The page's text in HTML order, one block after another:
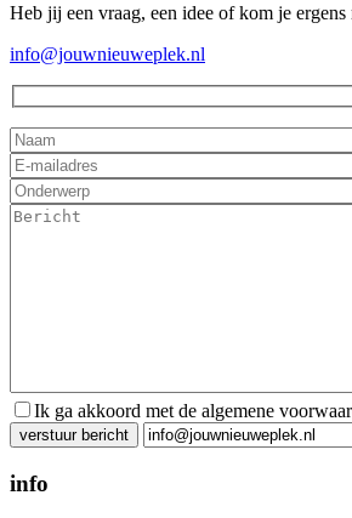
Heb jij een vraag, een idee of kom je
info@jouwnieuweplek.nl
Ik ga akkoord met de algemene
Gelieve dit veld leeg te laten.
info